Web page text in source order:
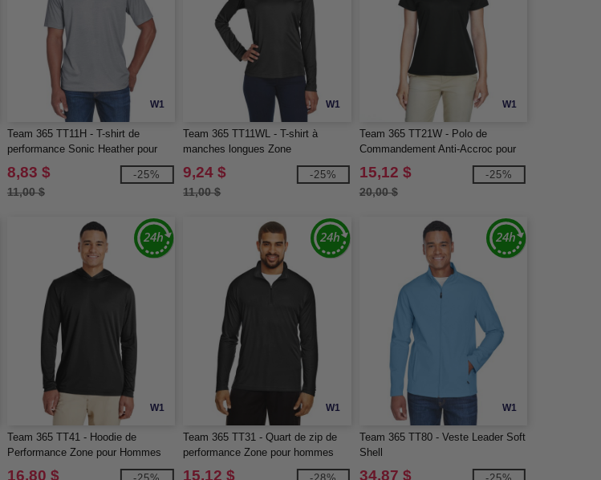
W1
Team 365 TT11H - T-shirt de
performance Sonic Heather pour
hommes
8,83 $
11,00 $
-25%
W1
Team 365 TT11WL - T-shirt à
manches longues Zone
Performance pour femmes
9,24 $
11,00 $
-25%
W1
Team 365 TT21W - Polo de
Commandement Anti-Accroc pour
Femmes
15,12 $
20,00 $
-25%
W1
Team 365 TT41 - Hoodie de
Performance Zone pour Hommes
16,80 $
W1
Team 365 TT31 - Quart de zip de
performance Zone pour hommes
15,12 $
W1
Team 365 TT80 - Veste Leader Soft
Shell
34,87 $